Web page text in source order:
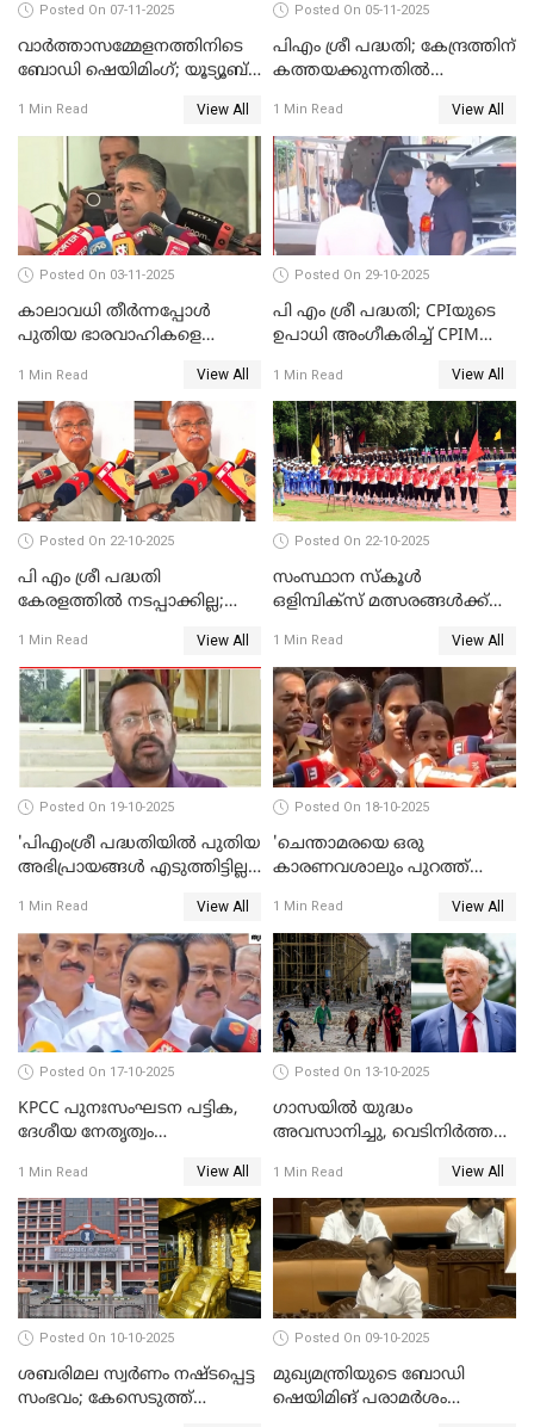
Posted On 07-11-2025
വാർത്താസമ്മേളനത്തിനിടെ
ബോഡി ഷെയിമിംഗ്; യൂട്യൂബ്
മറുപടിയുമായി ഗൗരി കിഷന്‍
WATCH VIDEO
1 Min Read View All
Posted On 05-11-2025
പിഎം ശ്രീ പദ്ധതി; കേന്ദ്രത്തിന്
കത്തയക്കുന്നതില്‍
വി.ശിവന്‍കുട്ടി WATCH VIDEO
1 Min Read View All
Posted On 03-11-2025
കാലാവധി തീര്‍ന്നപ്പോള്‍
പുതിയ ഭാരവാഹികളെ
WATCH VIDEO
1 Min Read View All
Posted On 29-10-2025
പി എം ശ്രീ പദ്ധതി; CPIയുടെ
ഉപാധി അംഗീകരിച്ച് CPIM
1 Min Read View All
Posted On 22-10-2025
പി എം ശ്രീ പദ്ധതി
കേരളത്തില്‍ നടപ്പാക്കില്ല;
VIDEO
1 Min Read View All
Posted On 22-10-2025
സംസ്ഥാന സ്‌കൂള്‍
ഒളിമ്പിക്‌സ് മത്സരങ്ങള്‍ക്ക്
1 Min Read View All
Posted On 19-10-2025
'പിഎംശ്രീ പദ്ധതിയില്‍ പുതിയ
അഭിപ്രായങ്ങള്‍ എടുത്തിട്ടില്ല';
1 Min Read View All
Posted On 18-10-2025
'ചെന്താമരയെ ഒരു
കാരണവശാലും പുറത്ത്
തങ്ങള്‍ക്ക് ഭയമാണ്';
സജിതയുടെ പെണ്‍മക്കള്‍
WATCH VIDEO
1 Min Read View All
Posted On 17-10-2025
KPCC പുനഃസംഘടന പട്ടിക,
ദേശീയ നേതൃത്വം
ഡി സതീശന്‍ WATCH VIDEO
1 Min Read View All
Posted On 13-10-2025
ഗാസയില്‍ യുദ്ധം
അവസാനിച്ചു, വെടിനിര്‍ത്തല്‍
1 Min Read View All
Posted On 10-10-2025
ശബരിമല സ്വര്‍ണം നഷ്ടപ്പെട്ട
സംഭവം; കേസെടുത്ത്
Posted On 09-10-2025
മുഖ്യമന്ത്രിയുടെ ബോഡി
ഷെയിമിങ് പരാമര്‍ശം